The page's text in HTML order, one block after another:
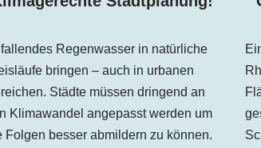
Regenwasser in natürliche
bringen – auch in urbanen
Städte müssen dringend an
Klimawandel angepasst werden um
Folgen besser abmildern zu können.